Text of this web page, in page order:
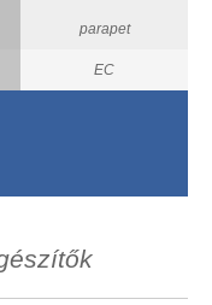
parapet
EC